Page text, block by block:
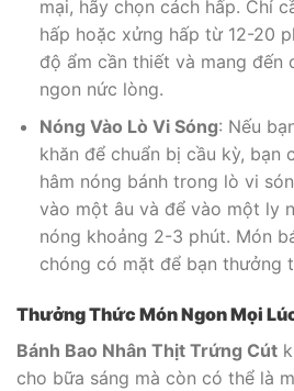
mại, hãy chọn cách hấp. Chỉ
hấp hoặc xửng hấp từ 12-20
độ ẩm cần thiết và mang đến
ngon nức lòng.
Nóng Vào Lò Vi Sóng: Nếu
khăn để chuẩn bị cầu kỳ, bạn
hâm nóng bánh trong lò vi
vào một âu và để vào một ly
nóng khoảng 2-3 phút. Món
chóng có mặt để bạn thưởng
Thưởng Thức Món Ngon Mọi
Bánh Bao Nhân Thịt Trứng Cút
cho bữa sáng mà còn có thể là